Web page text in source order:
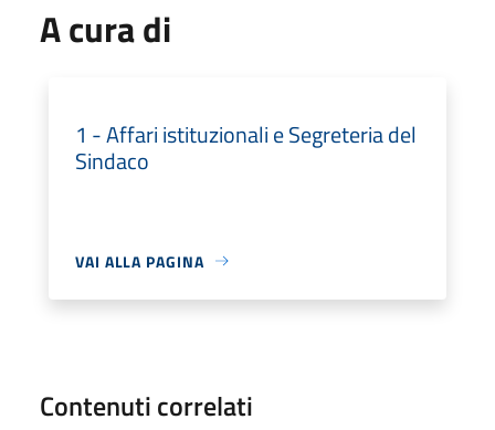
A cura di
1 - Affari istituzionali e Segreteria del
Sindaco
VAI ALLA PAGINA
Contenuti correlati